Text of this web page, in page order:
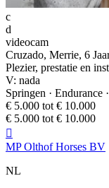
c
d
videocam
Cruzado, Merrie, 6
Plezier, prestatie en
V: nada
Springen · Endurance
€ 5.000 tot € 10.000
€ 5.000 tot € 10.000

MP Olthof Horses BV
NL